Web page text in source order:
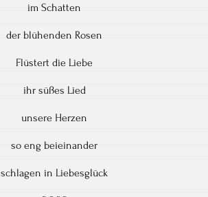
im Schatten
der blühenden Rosen
Flüstert die Liebe
ihr süßes Lied
unsere Herzen
so eng beieinander
schlagen in Liebesglück